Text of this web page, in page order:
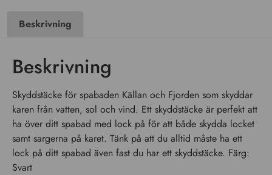
Beskrivning
Beskrivning
Skyddstäcke för spabaden Källan och Fjorden som skyddar
karen från vatten, sol och vind. Ett skyddstäcke är perfekt att
ha över ditt spabad med lock på för att både skydda locket
samt sargerna på karet. Tänk på att du alltid måste ha ett
lock på ditt spabad även fast du har ett skyddstäcke. Färg:
Svart